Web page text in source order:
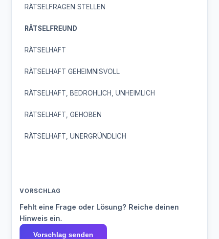
RÄTSELFRAGEN STELLEN
RÄTSELFREUND
RÄTSELHAFT
RÄTSELHAFT GEHEIMNISVOLL
RÄTSELHAFT, BEDROHLICH, UNHEIMLICH
RÄTSELHAFT, GEHOBEN
RÄTSELHAFT, UNERGRÜNDLICH
VORSCHLAG
Fehlt eine Frage oder Lösung? Reiche deinen
Hinweis ein.
Vorschlag senden